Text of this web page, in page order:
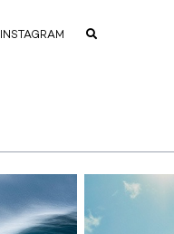
INSTAGRAM